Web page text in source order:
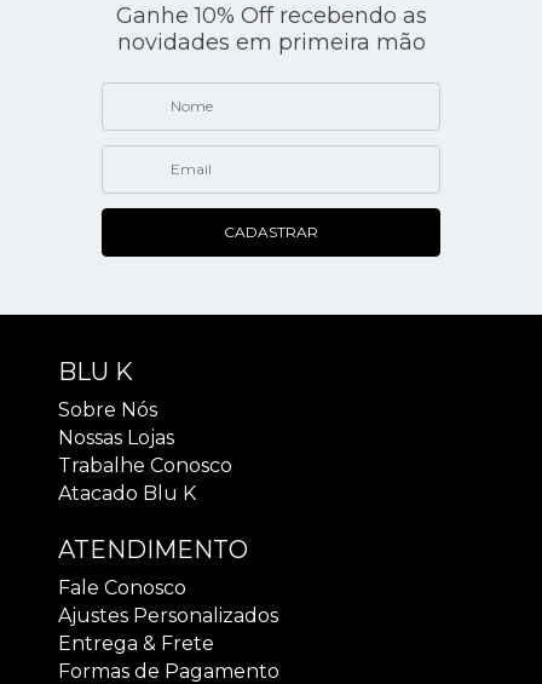
Ganhe 10% Off recebendo as
novidades em primeira mão
CADASTRAR
BLU K
Sobre Nós
Nossas Lojas
Trabalhe Conosco
Atacado Blu K
ATENDIMENTO
Fale Conosco
Ajustes Personalizados
Entrega & Frete
Formas de Pagamento